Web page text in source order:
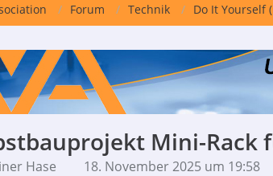
Forum Technik Do It Yourself
Mini-Rack
Hase 18. November 2025 um 19:58